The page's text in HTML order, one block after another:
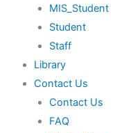
MIS_Student
Student
Staff
Library
Contact Us
Contact Us
FAQ